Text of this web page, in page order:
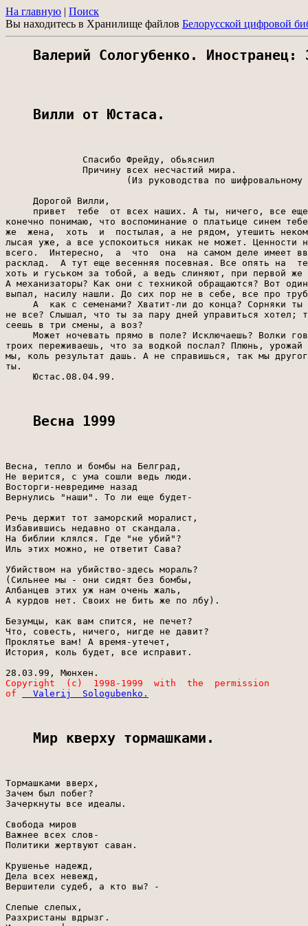
На главную | Поиск
Вы находитесь в Хранилище файлов Белорусской цифровой
Валерий Сологубенко. Иностранец:
Вилли от Юстаса.
              Спасибо Фрейду, обьяснил
              Причину всех несчастий мира.
(Из руководства по шифровальному
     Дорогой Вилли,
привет  тебе  от всех наших. А ты, ничего, все
конечно понимаю, что воспоминание о платьице синем
же  жена,  хоть  и  постылая, а не рядом, утешить
лысая уже, а все успокоиться никак не может. Ценности
всего.  Интересно,  а  что  она  на самом деле имеет
расклад.  А тут еще весенняя посевная. Все опять на
хоть и гуськом за тобой, а ведь слиняют, при первой
А механизаторы? Как они с техникой обращаются? Вот
выпал, насилу нашли. До сих пор не в себе, все про
А  как с семенами? Хватит-ли до конца? Сорняки ты
не все? Слышал, что ты за пару дней управиться хотел;
сеешь в три смены, а воз?
Может ночевать прямо в поле? Исключаешь? Волки
троих переживаешь, что за водкой послал? Плюнь,
мы, коль результат дашь. А не справишься, так мы
ты.
     Юстас.08.04.99.
Весна 1999
Весна, тепло и бомбы на Белград,
Не верится, с ума сошли ведь люди.
Восторги-невредиме назад
Вернулись "наши". То ли еще будет-
Речь держит тот заморский моралист,
Избавившись недавно от скандала.
На библии клялся. Где "не убий"?
Иль этих можно, не ответит Сава?
Убийством на убийство-здесь мораль?
(Сильнее мы - они сидят без бомбы,
Албанцев этих уж нам очень жаль,
А курдов нет. Своих не бить же по лбу).
Безумцы, как вам спится, не печет?
Что, совесть, ничего, нигде не давит?
Проклятье вам! А время-утечет,
История, коль будет, все исправит.
Copyright  (c)  1998-1999  with  the  permission
of
Мир кверху тормашками.
Тормашками вверх,
Зачем был побег?
Зачеркнуты все идеалы.
Свобода миров
Важнее всех слов-
Политики жертвуют саван.
Крушенье надежд,
Дела всех невежд,
Вершители судеб, а кто вы? -
Слепые слепых,
Разхристаны вдрызг.